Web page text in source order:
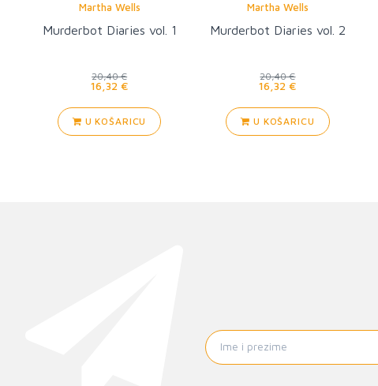
Martha Wells
Murderbot Diaries vol. 1
20,40 €
16,32 €
U KOŠARICU
Martha Wells
Murderbot Diaries vol. 2
20,40 €
16,32 €
U KOŠARICU